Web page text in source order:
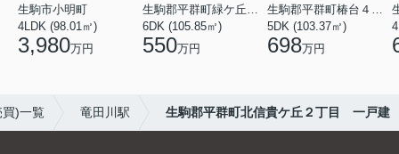
生駒市小明町
4LDK (98.01㎡)
3,980万円
生駒郡平群町緑ケ丘５丁目
6DK (105.85㎡)
550万円
生駒郡平群町椿台４丁目
5DK (103.37㎡)
698万円
)一覧 竜田川駅 生駒郡平群町北信貴ケ丘２丁目 一戸建